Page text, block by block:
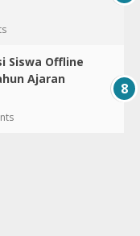
Siswa Offline
Ajaran